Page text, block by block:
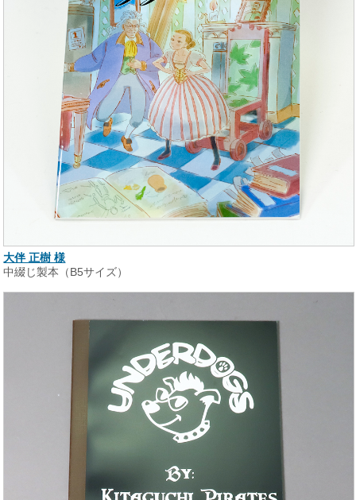
大伴 正樹 様
中綴じ製本（B5サイズ）